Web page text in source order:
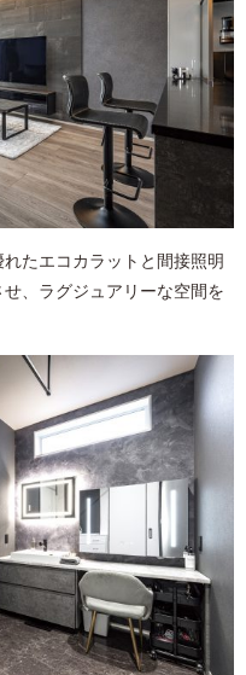
たエコカラットと間接照明
、ラグジュアリーな空間を